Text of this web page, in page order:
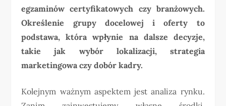
egzaminów certyfikatowych czy branżowych.
Określenie grupy docelowej i oferty to
podstawa, która wpłynie na dalsze decyzje,
takie jak wybór lokalizacji, strategia
marketingowa czy dobór kadry.
Kolejnym ważnym aspektem jest analiza rynku.